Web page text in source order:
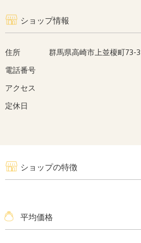
ショップ情報
住所
群馬県高崎市上並榎町73-3
電話番号
アクセス
定休日
ショップの特徴
平均価格